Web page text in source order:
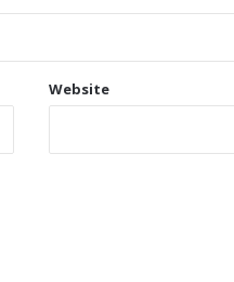
Website